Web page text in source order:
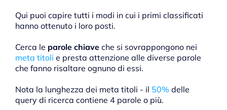
Qui puoi capire tutti i modi in cui i primi classificati
hanno ottenuto i loro posti.
Cerca le parole chiave che si sovrappongono nei
meta titoli e presta attenzione alle diverse parole
che fanno risaltare ognuno di essi.
Nota la lunghezza dei meta titoli - il 50% delle
query di ricerca contiene 4 parole o più.